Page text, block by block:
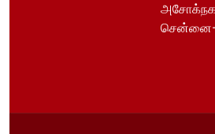
சென்னை-